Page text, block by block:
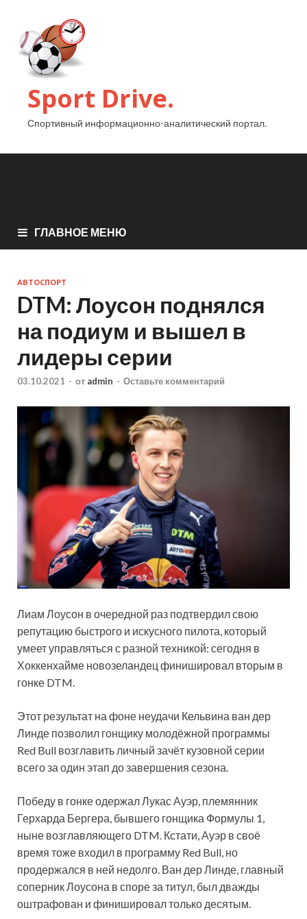
Sport Drive.
Спортивный информационно-аналитический портал.
ГЛАВНОЕ МЕНЮ
АВТОСПОРТ
DTM: Лоусон поднялся
на подиум и вышел в
лидеры серии
03.10.2021 - от admin - Оставьте комментарий
Лиам Лоусон в очередной раз подтвердил свою
репутацию быстрого и искусного пилота, который
умеет управляться с разной техникой: сегодня в
Хоккенхайме новозеландец финишировал вторым в
гонке DTM.
Этот результат на фоне неудачи Кельвина ван дер
Линде позволил гонщику молодёжной программы
Red Bull возглавить личный зачёт кузовной серии
всего за один этап до завершения сезона.
Победу в гонке одержал Лукас Ауэр, племянник
Герхарда Бергера, бывшего гонщика Формулы 1,
ныне возглавляющего DTM. Кстати, Ауэр в своё
время тоже входил в программу Red Bull, но
продержался в ней недолго. Ван дер Линде, главный
соперник Лоусона в споре за титул, был дважды
оштрафован и финишировал только десятым.